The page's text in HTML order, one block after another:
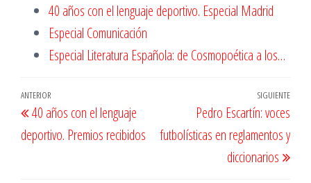
40 años con el lenguaje deportivo. Especial Madrid
Especial Comunicación
Especial Literatura Española: de Cosmopoética a los…
Navegación
de
entradas
Entrada
anterior
ANTERIOR
40 años con el lenguaje
deportivo. Premios recibidos
SIGUIENTE
Pedro Escartín: voces
futbolísticas en reglamentos y
diccionarios